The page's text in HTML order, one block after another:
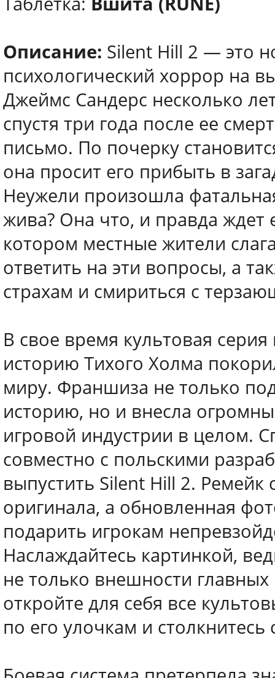
Описание: Silent Hill 2 — это
психологический хоррор на
Джеймс Сандерс несколько
спустя три года после ее
письмо. По почерку
она просит его прибыть в
Неужели произошла
жива? Она что, и правда ждет
котором местные жители
ответить на эти вопросы, а
страхам и смириться с
В свое время культовая
историю Тихого Холма
миру. Франшиза не только
историю, но и внесла
игровой индустрии в целом.
совместно с польскими
выпустить Silent Hill 2. Ремейк
оригинала, а обновленная
подарить игрокам
Наслаждайтесь картинкой,
не только внешности
откройте для себя все
по его улочкам и